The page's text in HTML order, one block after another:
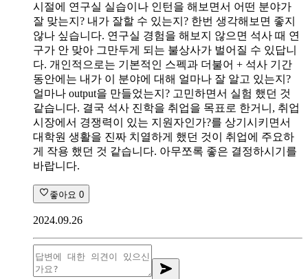
시절에 연구실 실습이나 인턴을 해보면서 어떤 분야가
잘 맞는지? 내가 잘할 수 있는지? 한번 생각해보면 좋지
않나 싶습니다. 연구실 경험을 해보지 않으면 석사 때 연
구가 안 맞아 그만두게 되는 불상사가 벌어질 수 있답니
다. 개인적으로는 기본적인 스펙과 더불어 + 석사 기간
동안에는 내가 이 분야에 대해 얼마나 잘 알고 있는지?
얼마나 output을 만들었는지? 고민하면서 실험 했던 것
같습니다. 결국 석사 진학을 취업을 목표로 한거니, 취업
시장에서 경쟁력이 있는 지원자인가?를 상기시키면서
대학원 생활을 진짜 치열하게 했던 것이 취업에 주요하
게 작용 했던 것 같습니다. 아무쪼록 좋은 결정하시기를
바랍니다.
좋아요 0
2024.09.26